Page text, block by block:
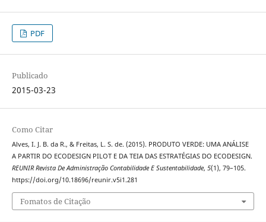
PDF
Publicado
2015-03-23
Como Citar
Alves, I. J. B. da R., & Freitas, L. S. de. (2015). PRODUTO VERDE: UMA ANÁLISE
A PARTIR DO ECODESIGN PILOT E DA TEIA DAS ESTRATÉGIAS DO ECODESIGN.
REUNIR Revista De Administração Contabilidade E Sustentabilidade, 5(1), 79–105.
https://doi.org/10.18696/reunir.v5i1.281
Fomatos de Citação